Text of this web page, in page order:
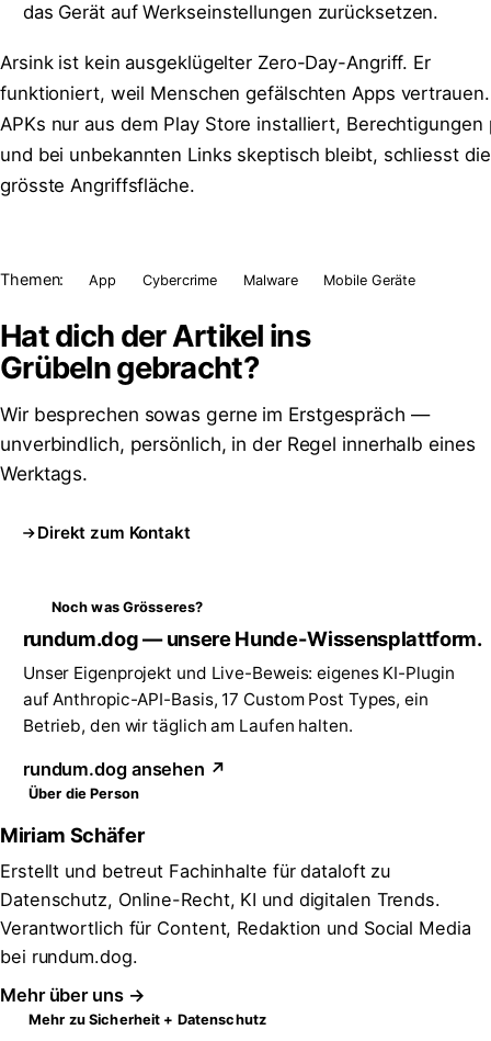
das Gerät auf Werkseinstellungen zurücksetzen.
Arsink ist kein ausgeklügelter Zero-Day-Angriff. Er
funktioniert, weil Menschen gefälschten Apps
APKs nur aus dem Play Store installiert, Berechtigungen
und bei unbekannten Links skeptisch bleibt, schliesst die
grösste Angriffsfläche.
Themen: App Cybercrime Malware Mobile Geräte
Hat dich der Artikel ins
Grübelngebracht?
Wir besprechen sowas gerne im Erstgespräch —
unverbindlich, persönlich, in der Regel innerhalb eines
Werktags.
Direkt zum Kontakt
Noch was Grösseres?
rundum.dog — unsere Hunde-Wissensplattform.
Unser Eigenprojekt und Live-Beweis: eigenes KI-Plugin
auf Anthropic-API-Basis, 17 Custom Post Types, ein
Betrieb, den wir täglich am Laufen halten.
rundum.dog ansehen ↗
Über die Person
Miriam Schäfer
Erstellt und betreut Fachinhalte für dataloft zu
Datenschutz, Online-Recht, KI und digitalen Trends.
Verantwortlich für Content, Redaktion und Social Media
bei rundum.dog.
Mehr über uns →
Mehr zu Sicherheit + Datenschutz